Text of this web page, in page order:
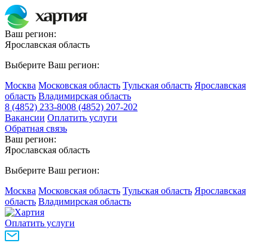
Ваш регион:
Ярославская область
Выберите Ваш регион:
Москва Московская область Тульская область Ярославская
область Владимирская область
8 (4852) 233-8008 (4852) 207-202
Вакансии Оплатить услуги
Обратная связь
Ваш регион:
Ярославская область
Выберите Ваш регион:
Москва Московская область Тульская область Ярославская
область Владимирская область
Оплатить услуги